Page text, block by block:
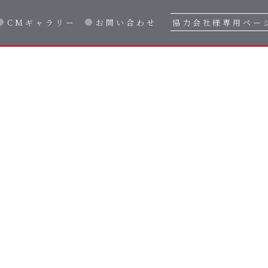
CMギャラリー お問い合わせ 協力会社様専用ペー